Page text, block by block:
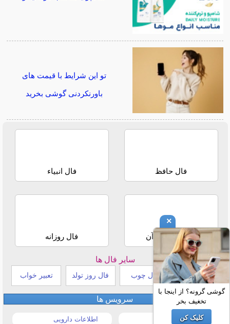
تو این شرایط با قیمت های
باورنکردنی گوشی بخرید
فال حافظ فال انبیاء
استخاره با قرآن فال روزانه
سایر فال ها
طالع بینی هندی فال چوب فال روز تولد تعبیر خواب
سرویس ها
قیمت خودرو اطلاعات دارویی
×
گوشی گرونه؟ از اینجا با
تخغیف بخر
کلیک کن